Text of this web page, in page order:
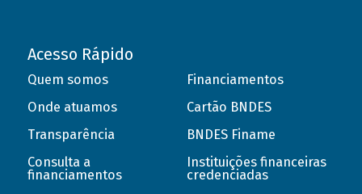
Acesso Rápido
Quem somos
Onde atuamos
Transparência
Consulta a
financiamentos
Financiamentos
Cartão BNDES
BNDES Finame
Instituições financeiras
credenciadas